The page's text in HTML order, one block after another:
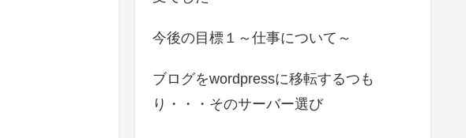
今後の目標１～仕事について～
ブログをwordpressに移転するつも
り・・・そのサーバー選び